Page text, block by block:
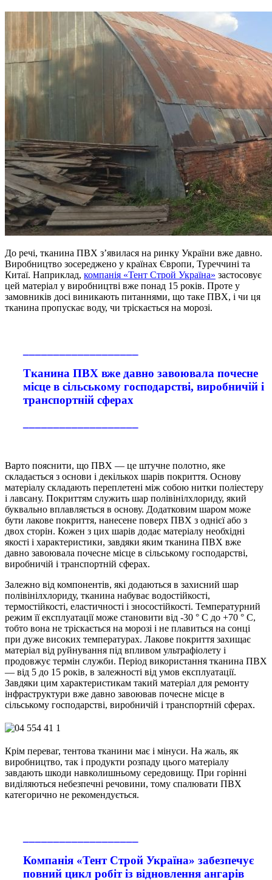
До речі, тканина ПВХ з’яви­лася на ринку України вже давно.
Виробництво зосереджено у країнах Європи, Туреччині та
Китаї. Наприклад, компанія «Тент Строй Україна» застосовує
цей матеріал у виробництві вже понад 15 років. Проте у
замовників досі виникають питаннями, що таке ПВХ, і чи ця
тканина пропускає воду, чи тріскається на морозі.
Тканина ПВХ вже давно завоювала почесне
місце в сільському господарстві, виробничій і
транспортній сферах
Варто пояснити, що ПВХ — це штучне полотно, яке
складається з основи і декількох шарів покриття. Основу
матеріалу складають переплетені між собою нитки поліестеру
і лавсану. Покриттям служить шар полівінілхлориду, який
буквально вплавляється в основу. Додатковим шаром може
бути лакове покриття, нанесене поверх ПВХ з однієї або з
двох сторін. Кожен з цих шарів додає матеріалу необхідні
якості і характеристики, завдяки яким тканина ПВХ вже
давно завоювала почесне місце в сільському господарстві,
виробничій і транспортній сферах.
Залежно від компонентів, які додаються в захисний шар
полівінілхлориду, тканина набуває водостійкості,
термостійкості, еластичності і зносостійкості. Температурний
режим її експлуатації може становити від -30 ° С до +70 ° С,
тобто вона не тріскається на морозі і не плавиться на сонці
при дуже високих температурах. Лакове покриття захищає
матеріал від руйнування під впливом ультрафіолету і
продовжує термін служби. Період використання тканина ПВХ
— від 5 до 15 років, в залежності від умов експлуатації.
Завдяки цим характеристикам такий матеріал для ремонту
інфраструктури вже давно завоював почесне місце в
сільському господарстві, виробничій і транспортній сферах.
Крім переваг, тентова тканини має і мінуси. На жаль, як
виробництво, так і продукти розпаду цього матеріалу
завдають шкоди навколишньому середовищу. При горінні
виділяються небезпечні речовини, тому спалювати ПВХ
категорично не рекомендується.
Компанія «Тент Строй Україна» забезпечує
повний цикл робіт із відновлення ангарів